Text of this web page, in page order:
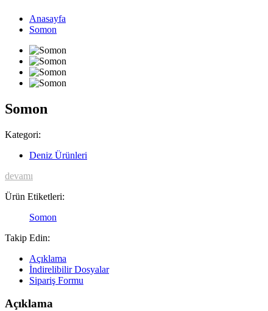
Anasayfa
Somon
Somon
Kategori:
Deniz Ürünleri
devamı
Ürün Etiketleri:
Somon
Takip Edin:
Açıklama
İndirelibilir Dosyalar
Sipariş Formu
Açıklama